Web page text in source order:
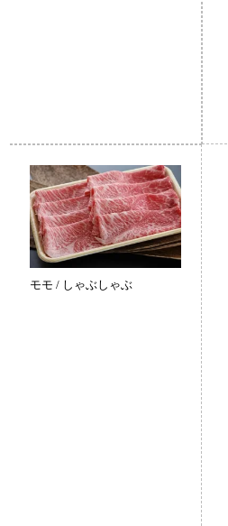
モモ / しゃぶしゃぶ